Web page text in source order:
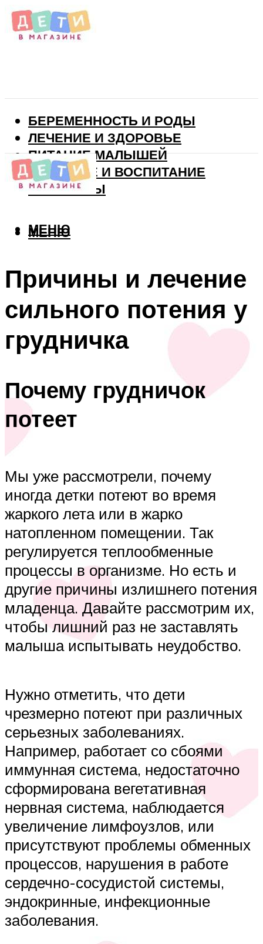
БЕРЕМЕННОСТЬ И РОДЫ
ЛЕЧЕНИЕ И ЗДОРОВЬЕ
ПИТАНИЕ МАЛЫШЕЙ
РАЗВИТИЕ И ВОСПИТАНИЕ
ВИТАМИНЫ
МЕНЮ
МЕНЮ
Причины и лечение
сильного потения у
грудничка
Почему грудничок
потеет
Мы уже рассмотрели, почему
иногда детки потеют во время
жаркого лета или в жарко
натопленном помещении. Так
регулируется теплообменные
процессы в организме. Но есть и
другие причины излишнего потения
младенца. Давайте рассмотрим их,
чтобы лишний раз не заставлять
малыша испытывать неудобство.
Нужно отметить, что дети
чрезмерно потеют при различных
серьезных заболеваниях.
Например, работает со сбоями
иммунная система, недостаточно
сформирована вегетативная
нервная система, наблюдается
увеличение лимфоузлов, или
присутствуют проблемы обменных
процессов, нарушения в работе
сердечно-сосудистой системы,
эндокринные, инфекционные
заболевания.